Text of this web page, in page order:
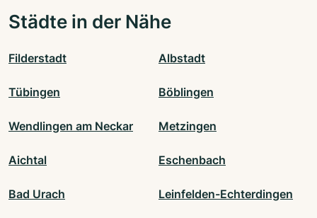
Städte in der Nähe
Filderstadt Albstadt
Tübingen Böblingen
Wendlingen am Neckar Metzingen
Aichtal Eschenbach
Bad Urach Leinfelden-Echterdingen